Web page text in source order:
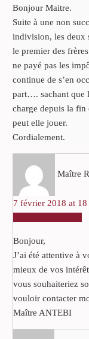
Bonjour Maitre.
Suite à une non
indivision, les deux
le premier des
ne payé pas les
continue de s’en
part…. sachant que
charge depuis la fin
peut elle jouer.
Cordialement.
Maître
7 février 2018 at
Bonjour,
J’ai été attentive à
mieux de vos
vous souhaiteriez
vouloir contacter
Maître ANTEBI